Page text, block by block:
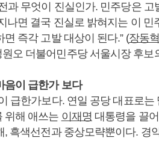
과 무엇이 진실인가. 민주당은
나면 결국 진실로 밝혀지는 이 민
즉각 고발 대상이 된다.” (장동혁
오 더불어민주당 서울시장 후보
음이 급한가 보다
급한가보다. 연일 공당 대표로
위해 애쓰는 이재명 대통령을 끌
, 흑색선전과 중상모략뿐이다. 경